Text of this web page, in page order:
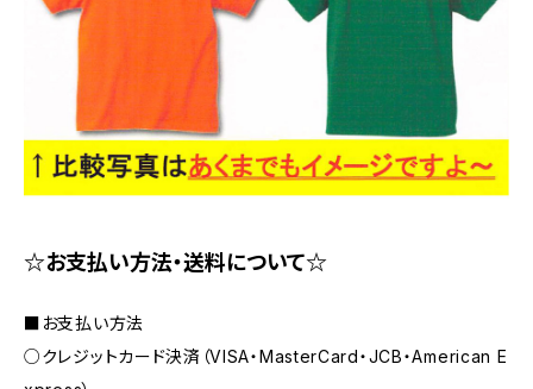
☆お支払い方法・送料について☆
■お支払い方法
○クレジットカード決済（VISA・MasterCard・JCB・American E